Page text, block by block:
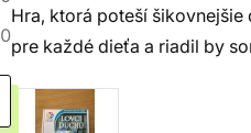
0
Hra, ktorá poteší
pre každé dieťa a riadil by